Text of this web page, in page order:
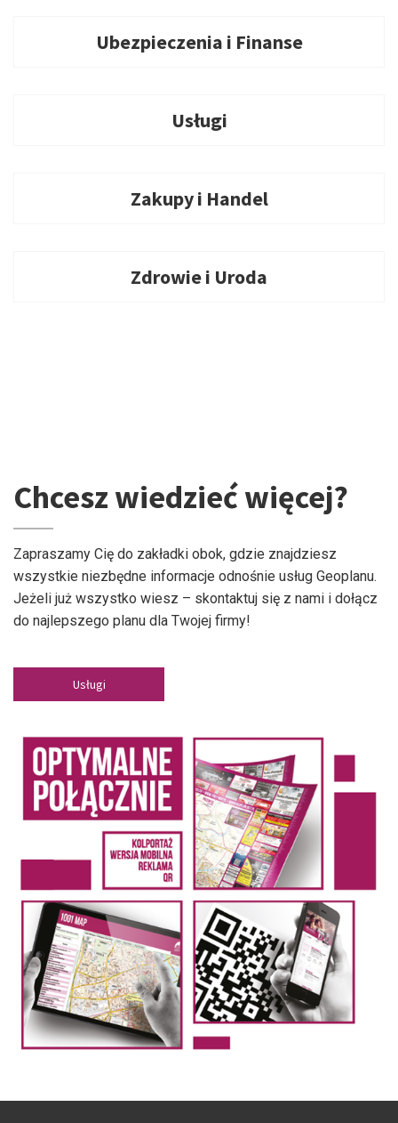
Ubezpieczenia i Finanse
Usługi
Zakupy i Handel
Zdrowie i Uroda
Chcesz wiedzieć więcej?
Zapraszamy Cię do zakładki obok, gdzie znajdziesz
wszystkie niezbędne informacje odnośnie usług Geoplanu.
Jeżeli już wszystko wiesz – skontaktuj się z nami i dołącz
do najlepszego planu dla Twojej firmy!
Usługi